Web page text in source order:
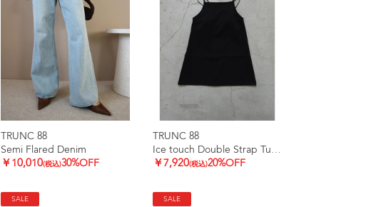
TRUNC 88
Semi Flared Denim
￥10,010(税込)30%OFF
TRUNC 88
Ice touch Double Strap Tunic
￥7,920(税込)20%OFF
SALE SALE